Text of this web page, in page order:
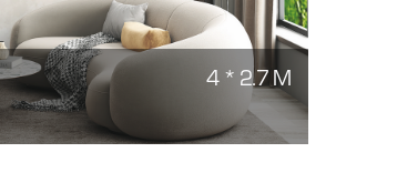
4 * 2.7 М